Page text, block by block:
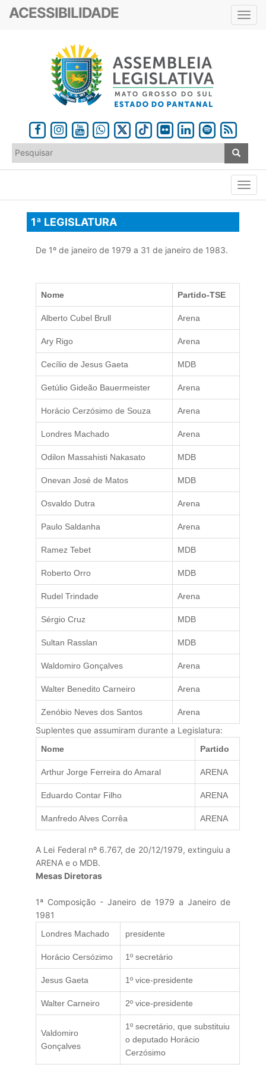
ACESSIBILIDADE
1ª LEGISLATURA
De 1º de janeiro de 1979 a 31 de janeiro de 1983.
Nome Partido-TSE
Alberto Cubel Brull Arena
Ary Rigo Arena
Cecílio de Jesus Gaeta MDB
Getúlio Gideão Bauermeister Arena
Horácio Cerzósimo de Souza Arena
Londres Machado Arena
Odilon Massahisti Nakasato MDB
Onevan José de Matos MDB
Osvaldo Dutra Arena
Paulo Saldanha Arena
Ramez Tebet MDB
Roberto Orro MDB
Rudel Trindade Arena
Sérgio Cruz MDB
Sultan Rasslan MDB
Waldomiro Gonçalves Arena
Walter Benedito Carneiro Arena
Zenóbio Neves dos Santos Arena
Suplentes que assumiram durante a Legislatura:
Nome Partido
Arthur Jorge Ferreira do Amaral ARENA
Eduardo Contar Filho ARENA
Manfredo Alves Corrêa ARENA
A Lei Federal nº 6.767, de 20/12/1979, extinguiu a
ARENA e o MDB.
Mesas Diretoras
1ª Composição - Janeiro de 1979 a Janeiro de
1981
Londres Machado presidente
Horácio Cersózimo 1º secretário
Jesus Gaeta 1º vice-presidente
Walter Carneiro 2º vice-presidente
Valdomiro
Gonçalves
1º secretário, que substituiu
o deputado Horácio
Cerzósimo